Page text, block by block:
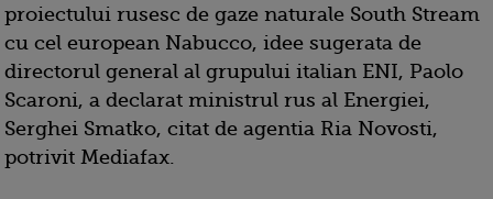
proiectului rusesc de gaze naturale South Stream
cu cel european Nabucco, idee sugerata de
directorul general al grupului italian ENI, Paolo
Scaroni, a declarat ministrul rus al Energiei,
Serghei Smatko, citat de agentia Ria Novosti,
potrivit Mediafax.